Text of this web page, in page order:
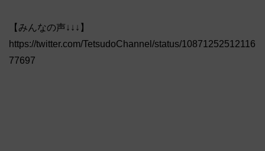
【みんなの声↓↓↓】
https://twitter.com/TetsudoChannel/status/10871252512116
77697